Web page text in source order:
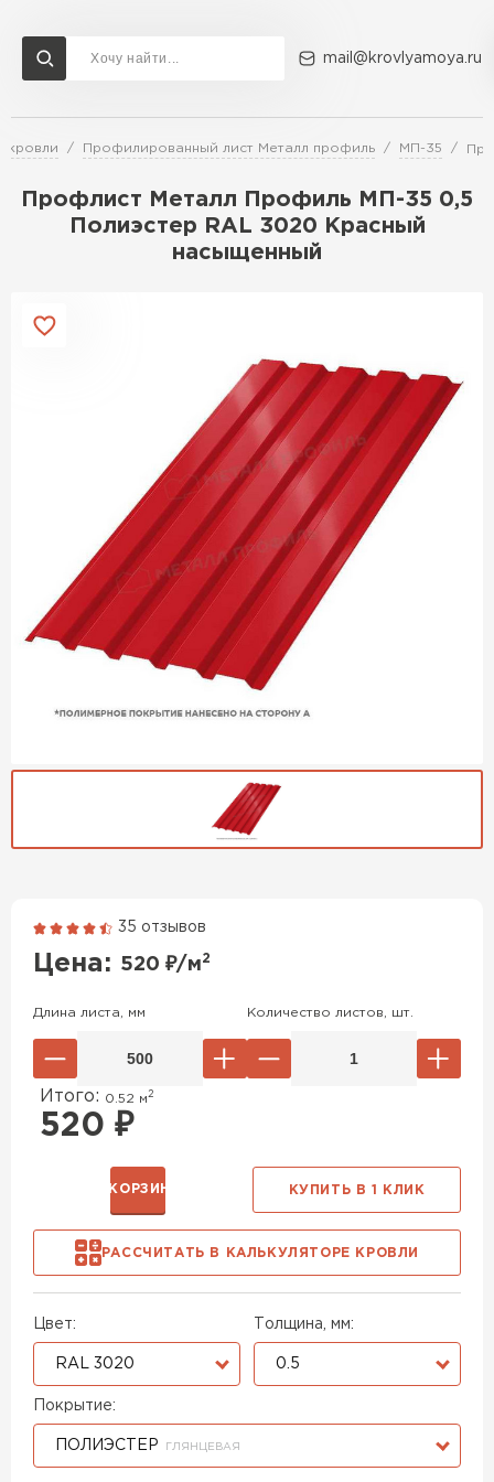
mail@krovlyamoya.ru
кровли Профилированный лист Металл профиль МП-35
Профлист Металл Профиль МП-35 0,5
Полиэстер RAL 3020 Красный
насыщенный
35 отзывов
Цена: 520 ₽/м2
Цвет:
RAL 3020
Толщина, мм:
0.5
Покрытие:
ПОЛИЭСТЕР ГЛЯНЦЕВАЯ
Длина листа, мм Количество листов, шт.
Итого: 0.52 м 2
520 ₽
РАССЧИТАТЬ В КАЛЬКУЛЯТОРЕ КРОВЛИ
В КОРЗИНУ КУПИТЬ В 1 КЛИК
Сервисы расчета
Расчет штакетника для забора
Расчет водостока
Расчет софитов для кровли
Расчет кровли из профнастила
Расчет кровли из металлочерепицы
Доставка Контакты
ПЕРЕЙТИ
Гибкая черепица